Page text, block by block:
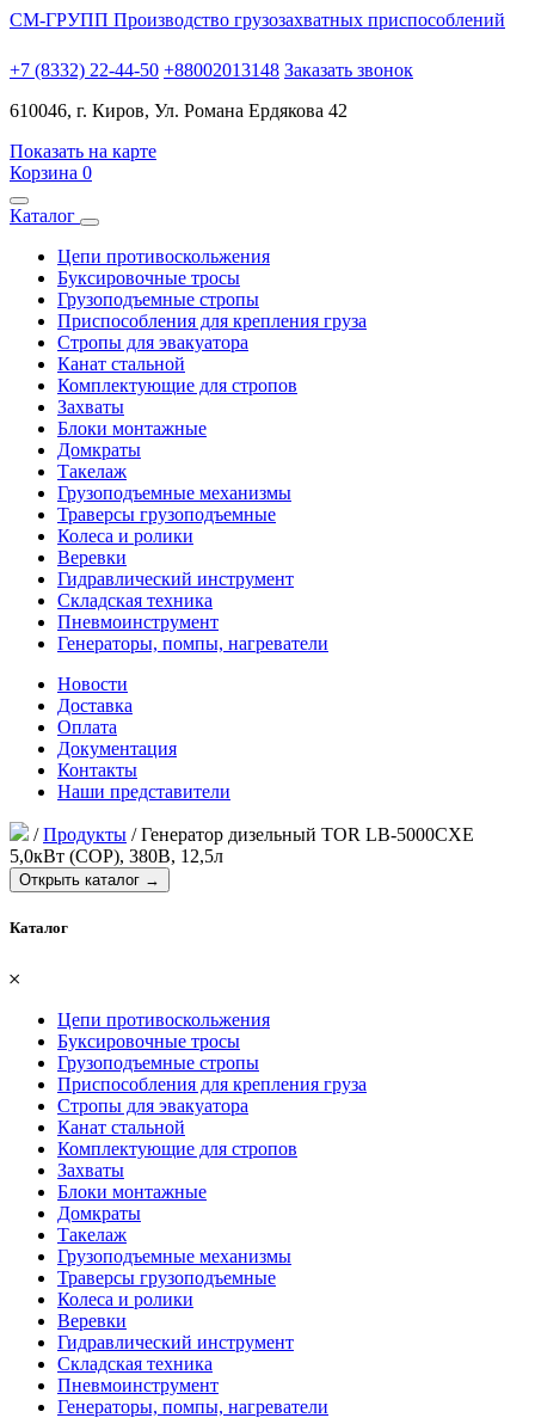
СМ-ГРУПП Производство грузозахватных приспособлений
+7 (8332) 22-44-50 +88002013148 Заказать звонок
610046, г. Киров, Ул. Романа Ердякова 42
Показать на карте
Корзина 0
Каталог
Цепи противоскольжения
Буксировочные тросы
Грузоподъемные стропы
Приспособления для крепления груза
Стропы для эвакуатора
Канат стальной
Комплектующие для стропов
Захваты
Блоки монтажные
Домкраты
Такелаж
Грузоподъемные механизмы
Траверсы грузоподъемные
Колеса и ролики
Веревки
Гидравлический инструмент
Складская техника
Пневмоинструмент
Генераторы, помпы, нагреватели
Новости
Доставка
Оплата
Документация
Контакты
Наши представители
/Продукты /Генератор дизельный TOR LB-5000CXE
5,0кВт (COP), 380В, 12,5л
Открыть каталог →
Каталог
𐄂
Цепи противоскольжения
Буксировочные тросы
Грузоподъемные стропы
Приспособления для крепления груза
Стропы для эвакуатора
Канат стальной
Комплектующие для стропов
Захваты
Блоки монтажные
Домкраты
Такелаж
Грузоподъемные механизмы
Траверсы грузоподъемные
Колеса и ролики
Веревки
Гидравлический инструмент
Складская техника
Пневмоинструмент
Генераторы, помпы, нагреватели